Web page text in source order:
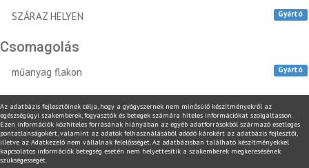
SZÁRAZ HELYEN Gyártó
Csomagolás
műanyag flakon Gyártó
Az adatbázis fejlesztőinek célja, hogy a gyógyszernek nem minősülő készítményekről az
egészségügyi szakemberek, fogyasztók és betegek számára hiteles információkat szolgáltasson.
Ezen információk közhiteles forrásának hiányában az egyéb adatforrásokból származó esetleges
pontatlanságokért, valamint az adatok felhasználásából adódó károkért az adatbázis fejlesztői,
illetve az Adatkezelő nem vállalnak felelősséget. Az adatbázisban található készítményekkel
kapcsolatos információk betegség esetén nem helyettesítik a szakemberek megkeresésének
szükségességét.